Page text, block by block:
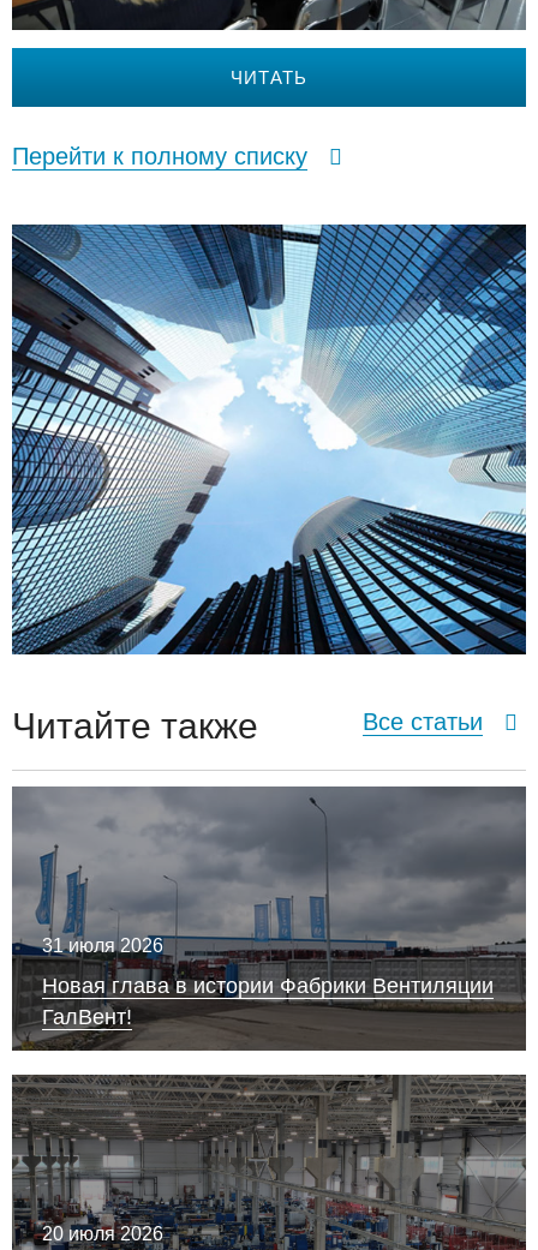
ЧИТАТЬ
Перейти к полному списку
Читайте также Все статьи
31 июля 2026
Новая глава в истории Фабрики Вентиляции
ГалВент!
20 июля 2026